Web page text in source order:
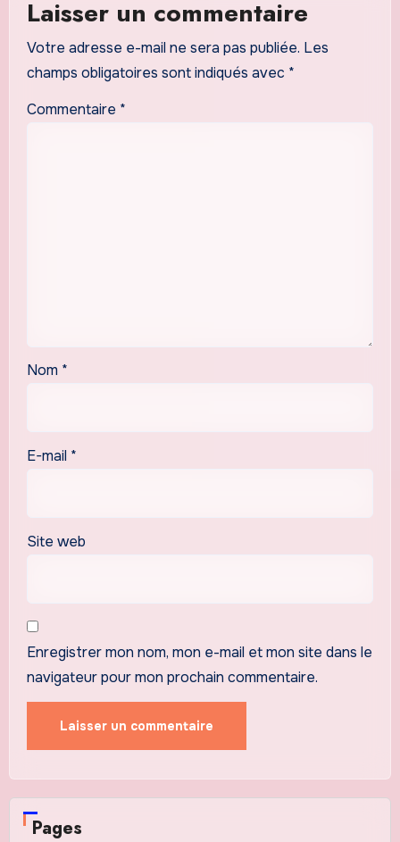
Laisser un commentaire
Votre adresse e-mail ne sera pas publiée. Les
champs obligatoires sont indiqués avec *
Commentaire *
Nom *
E-mail *
Site web
Enregistrer mon nom, mon e-mail et mon site dans le
navigateur pour mon prochain commentaire.
Pages